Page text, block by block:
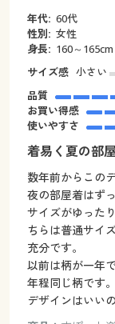
年代: 60代
性別: 女性
身長: 160～165cm
サイズ感 小さい
品質
お買い得感
使いやすさ
着易く夏の部
数年前からこの
夜の部屋着はず
サイズがゆった
ちらは普通サイ
充分です。
以前は柄が一年
年程同じ柄です。
デザインはいい